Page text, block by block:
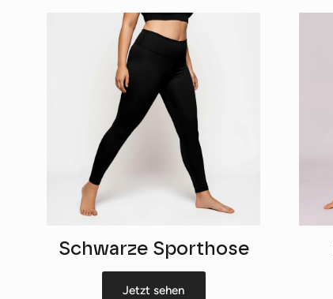
Schwarze Sporthose
Jetzt sehen